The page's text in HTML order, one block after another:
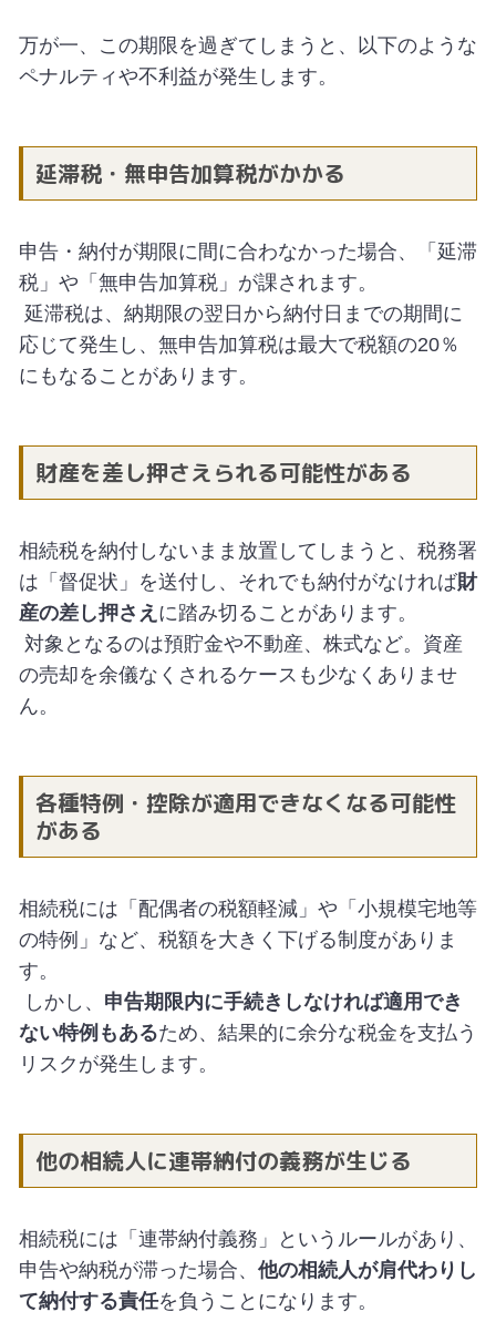
万が一、この期限を過ぎてしまうと、以下のような
ペナルティや不利益が発生します。
延滞税・無申告加算税がかかる
申告・納付が期限に間に合わなかった場合、「延滞
税」や「無申告加算税」が課されます。
延滞税は、納期限の翌日から納付日までの期間に
応じて発生し、無申告加算税は最大で税額の20％
にもなることがあります。
財産を差し押さえられる可能性がある
相続税を納付しないまま放置してしまうと、税務署
は「督促状」を送付し、それでも納付がなければ財
産の差し押さえ に踏み切ることがあります。
対象となるのは預貯金や不動産、株式など。資産
の売却を余儀なくされるケースも少なくありませ
ん。
各種特例・控除が適用できなくなる可能性
がある
相続税には「配偶者の税額軽減」や「小規模宅地等
の特例」など、税額を大きく下げる制度がありま
す。
しかし、 申告期限内に手続きしなければ適用でき
ない特例もあるため、結果的に余分な税金を支払う
リスクが発生します。
他の相続人に連帯納付の義務が生じる
相続税には「連帯納付義務」というルールがあり、
申告や納税が滞った場合、 他の相続人が肩代わりし
て納付する責任を負うことになります。